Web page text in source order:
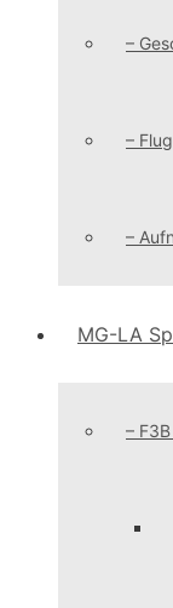
–
–
–
MG-LA
–